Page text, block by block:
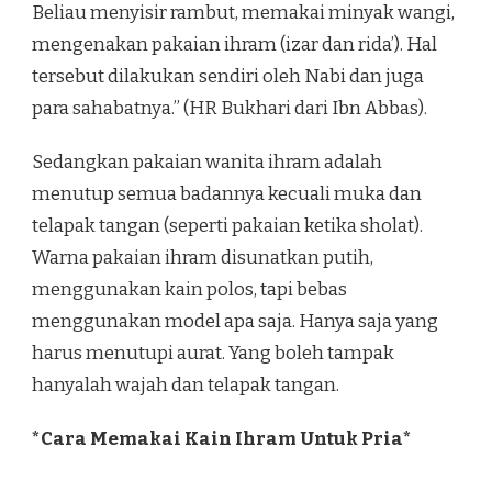
Beliau menyisir rambut, memakai minyak wangi,
mengenakan pakaian ihram (izar dan rida’). Hal
tersebut dilakukan sendiri oleh Nabi dan juga
para sahabatnya.” (HR Bukhari dari Ibn Abbas).
Sedangkan pakaian wanita ihram adalah
menutup semua badannya kecuali muka dan
telapak tangan (seperti pakaian ketika sholat).
Warna pakaian ihram disunatkan putih,
menggunakan kain polos, tapi bebas
menggunakan model apa saja. Hanya saja yang
harus menutupi aurat. Yang boleh tampak
hanyalah wajah dan telapak tangan.
*Cara Memakai Kain Ihram Untuk Pria*